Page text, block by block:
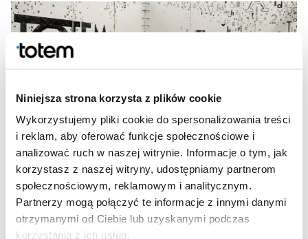
Niniejsza strona korzysta z plików cookie
Wykorzystujemy pliki cookie do spersonalizowania treści
i reklam, aby oferować funkcje społecznościowe i
analizować ruch w naszej witrynie. Informacje o tym, jak
korzystasz z naszej witryny, udostępniamy partnerom
społecznościowym, reklamowym i analitycznym.
Partnerzy mogą połączyć te informacje z innymi danymi
otrzymanymi od Ciebie lub uzyskanymi podczas
korzystania z ich usług.
Poprzedni artykuł